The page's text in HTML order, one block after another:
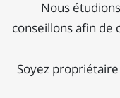
Nous
conseillons afin de
Soyez